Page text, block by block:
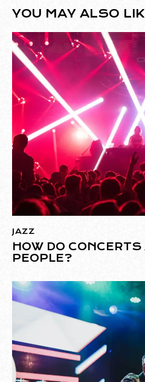
YOU MAY ALSO
JAZZ
HOW DO
PEOPLE?